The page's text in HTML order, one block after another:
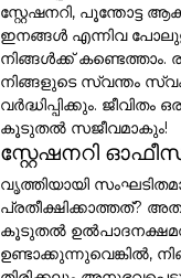
സ്റ്റേഷനറി,
ഇനങ്ങൾ എന്നിവ
നിങ്ങൾക്ക്
നിങ്ങളുടെ സ്വന്തം
വർദ്ധിപ്പിക്കും.
കൂടുതൽ സജീവമാകും!
സ്റ്റേഷനറി
വൃത്തിയായി
പ്രതീക്ഷിക്കാത്തത്?
കൂടുതൽ
ഉണ്ടാക്കുന്നുവെങ്കിൽ,